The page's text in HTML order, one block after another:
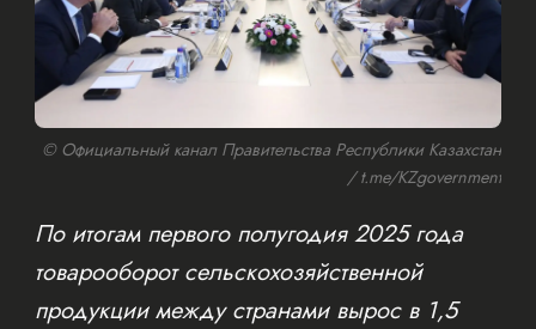
© Официальный канал Правительства Республики Казахстан
/ t.me/KZgovernment
По итогам первого полугодия 2025 года
товарооборот сельскохозяйственной
продукции между странами вырос в 1,5